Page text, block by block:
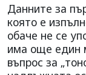
Данните за
която е
обаче не се
има още един
въпрос за